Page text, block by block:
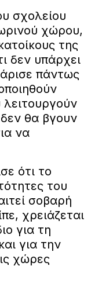
σχολείου
χώρου,
της
δεν υπάρχει
πάντως
δεν θα βγουν
να
ότι το
του
σοβαρή
χρειάζεται
για τη
για την
χώρες